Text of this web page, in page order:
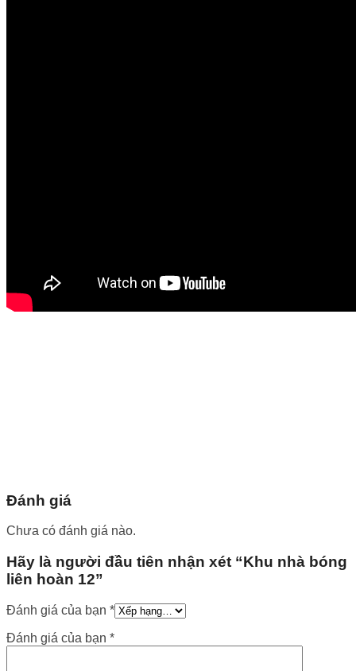
Đánh giá
Chưa có đánh giá nào.
Hãy là người đầu tiên nhận xét “Khu nhà bóng
liên hoàn 12”
Đánh giá của bạn *
Đánh giá của bạn *